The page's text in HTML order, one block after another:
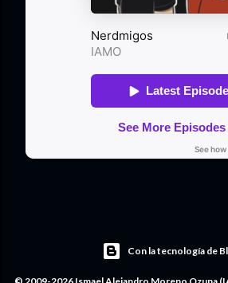
Con la tecnología de